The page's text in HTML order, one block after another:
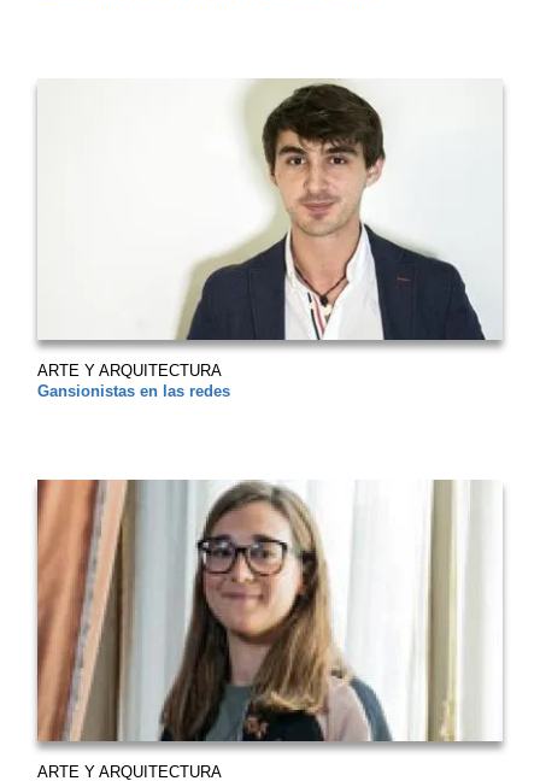
ARTE Y ARQUITECTURA
Gansionistas en las redes
ARTE Y ARQUITECTURA